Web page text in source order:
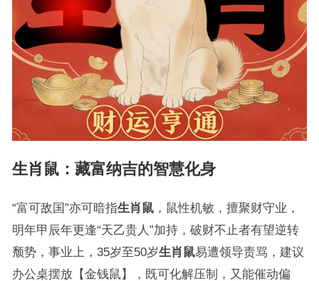
生肖鼠：藏富纳吉的智慧化身
“富可敌国”亦可暗指生肖鼠，鼠性机敏，擅聚财守业，
明年甲辰年更逢“天乙贵人”加持，破财不止者有望逆转
颓势，事业上，35岁至50岁生肖鼠易遭领导责骂，建议
办公桌摆放【金钱鼠】，既可化解压制，又能催动偏